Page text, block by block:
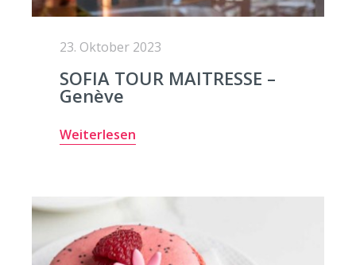
23. Oktober 2023
SOFIA TOUR MAITRESSE –
Genève
Weiterlesen